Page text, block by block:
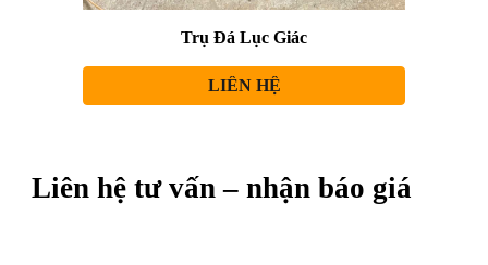
Trụ Đá Lục Giác
LIÊN HỆ
Liên hệ tư vấn – nhận báo giá